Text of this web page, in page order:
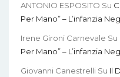
ANTONIO ESPOSITO Su
Per Mano” – L’infanzia
Irene Gironi Carnevale Su
Per Mano” – L’infanzia
Giovanni Canestrelli Su Il